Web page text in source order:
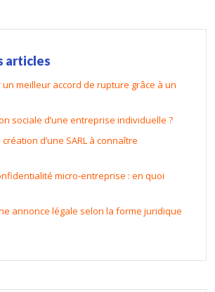
articles
meilleur accord de rupture grâce à un
sociale d’une entreprise individuelle ?
d’une SARL à connaître
micro-entreprise : en quoi
annonce légale selon la forme juridique